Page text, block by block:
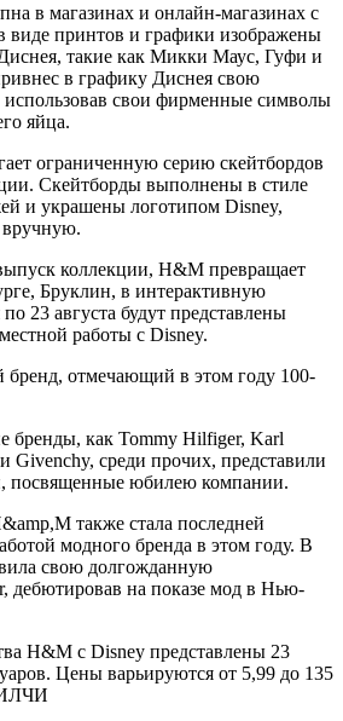
в магазинах и онлайн-магазинах с
виде принтов и графики изображены
такие как Микки Маус, Гуфи и
в графику Диснея свою
использовав свои фирменные символы
яйца.
ограниченную серию скейтбордов
Скейтборды выполнены в стиле
и украшены логотипом Disney,
коллекции, H&M превращает
Бруклин, в интерактивную
23 августа будут представлены
работы с Disney.
отмечающий в этом году 100-
бренды, как Tommy Hilfiger, Karl
Givenchy, среди прочих, представили
посвященные юбилею компании.
также стала последней
модного бренда в этом году. В
свою долгожданную
дебютировав на показе мод в Нью-
H&M с Disney представлены 23
Цены варьируются от 5,99 до 135